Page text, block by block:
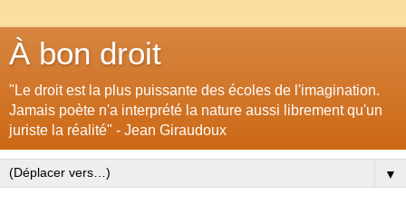
À bon droit
"Le droit est la plus puissante des écoles de l'imagination.
Jamais poète n'a interprété la nature aussi librement qu'un
juriste la réalité" - Jean Giraudoux
▼